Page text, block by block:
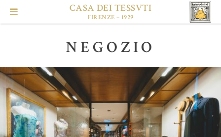
contenuto
CASA DEI TESSVTI
FIRENZE – 1929
PRINCIPALE
NEGOZIO